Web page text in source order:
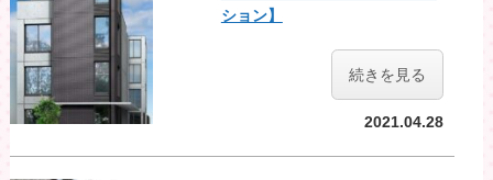
ション】
続きを見る
2021.04.28